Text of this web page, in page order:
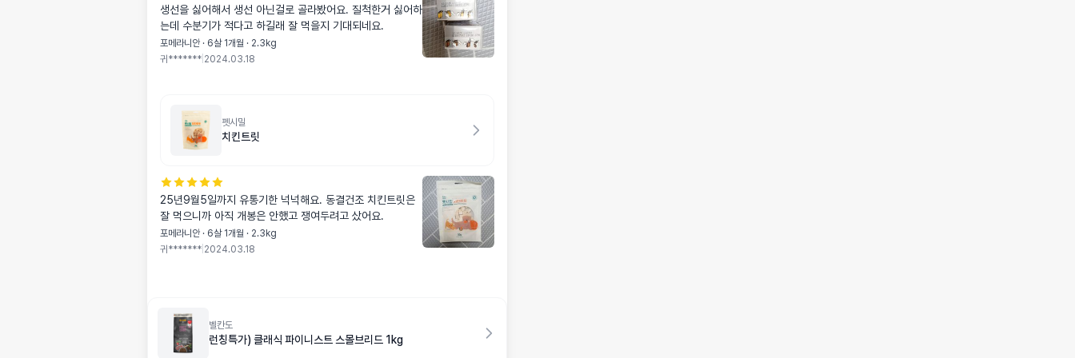
생선을 싫어해서 생선 아닌걸로 골라봤어요. 질척한거 싫어하
는데 수분기가 적다고 하길래 잘 먹을지 기대되네요.
포메라니안 · 6살 1개월 · 2.3kg
귀******* 2024.03.18
펫시밀
치킨트릿
25년9월5일까지 유통기한 넉넉해요. 동결건조 치킨트릿은
잘 먹으니까 아직 개봉은 안했고 쟁여두려고 샀어요.
포메라니안 · 6살 1개월 · 2.3kg
귀******* 2024.03.18
벨칸도
런칭특가) 클래식 파이니스트 스몰브리드 1kg